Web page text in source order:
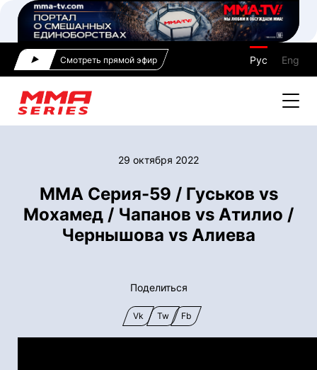
Смотреть прямой эфир Рус Eng
29 октября 2022
ММА Серия-59 / Гуськов vs
Мохамед / Чапанов vs Атилио /
Чернышова vs Алиева
Поделиться
Vk Tw Fb